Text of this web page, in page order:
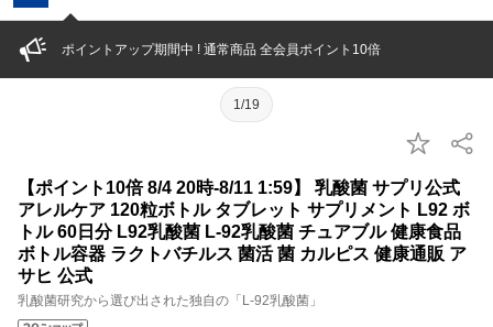
ポイントアップ期間中 ! 通常商品 全会員ポイント10倍
1/19
【ポイント10倍 8/4 20時-8/11 1:59】 乳酸菌 サプリ公式
アレルケア 120粒ボトル タブレット サプリメント L92 ボ
トル 60日分 L92乳酸菌 L-92乳酸菌 チュアブル 健康食品
ボトル容器 ラクトバチルス 菌活 菌 カルピス 健康通販 ア
サヒ 公式
乳酸菌研究から選び出された独自の「L-92乳酸菌」